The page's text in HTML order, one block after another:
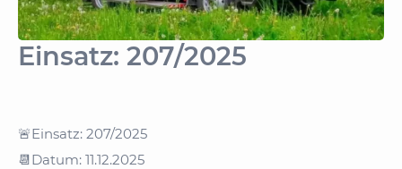
Einsatz: 207/2025
🚨Einsatz: 207/2025
📆Datum: 11.12.2025